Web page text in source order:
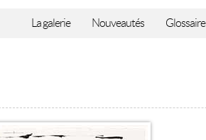
La galerie Nouveautés Glossaire